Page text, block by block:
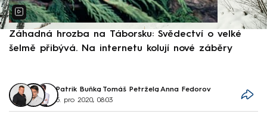
Záhadná hrozba na Táborsku: Svědectví o velké
šelmě přibývá. Na internetu kolují nové záběry
Patrik Buňka, Tomáš Petržela,Anna Fedorov
5. pro 2020, 08:03